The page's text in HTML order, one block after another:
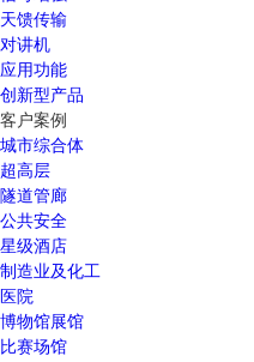
天馈传输
对讲机
应用功能
创新型产品
客户案例
城市综合体
超高层
隧道管廊
公共安全
星级酒店
制造业及化工
医院
博物馆展馆
比赛场馆